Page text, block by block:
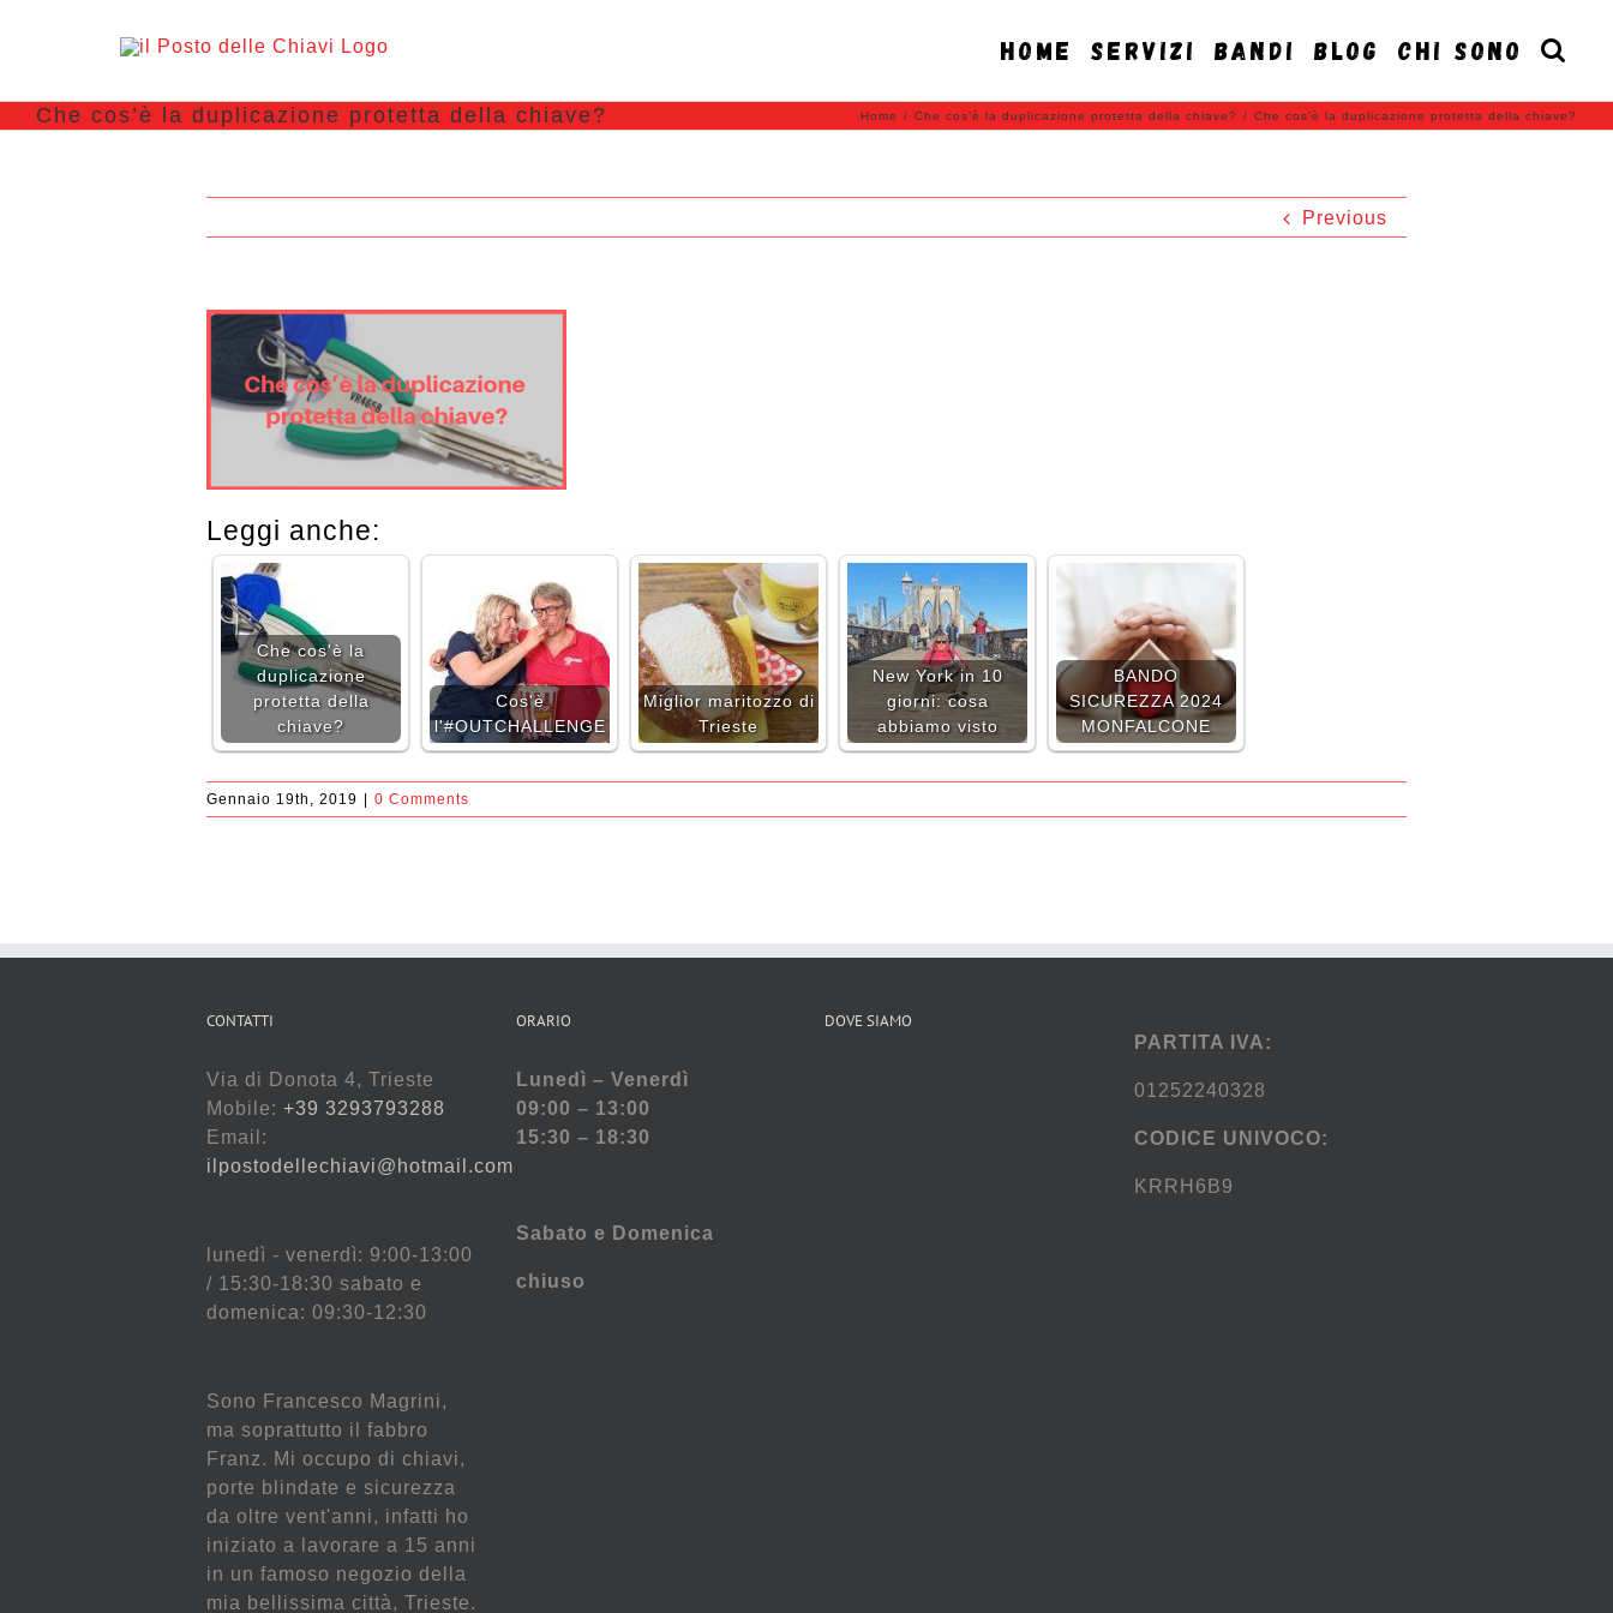
Home SERVIZI BANDI BLOG CHI SONO
Che cos’è la duplicazione protetta della chiave? Home / Che cos’è la duplicazione protetta della chiave? / Che cos’è la duplicazione protetta della chiave?
Previous
Leggi anche:
Che cos'è la
duplicazione
protetta della
chiave?
Cos'è
l'#OUTCHALLENGE
Miglior maritozzo di
Trieste
New York in 10
giorni: cosa
abbiamo visto
BANDO
SICUREZZA 2024
MONFALCONE
Gennaio 19th, 2019 0 Comments
CONTATTI
Via di Donota 4, Trieste
Mobile: +39 3293793288
Email:
ilpostodellechiavi@hotmail.com
lunedì - venerdì: 9:00-13:00
/ 15:30-18:30 sabato e
domenica: 09:30-12:30
Sono Francesco Magrini,
ma soprattutto il fabbro
Franz. Mi occupo di chiavi,
porte blindate e sicurezza
da oltre vent'anni, infatti ho
iniziato a lavorare a 15 anni
in un famoso negozio della
mia bellissima città, Trieste.
ORARIO
Lunedì – Venerdì
09:00 – 13:00
15:30 – 18:30
Sabato e Domenica
chiuso
DOVE SIAMO
PARTITA IVA:
01252240328
CODICE UNIVOCO:
KRRH6B9